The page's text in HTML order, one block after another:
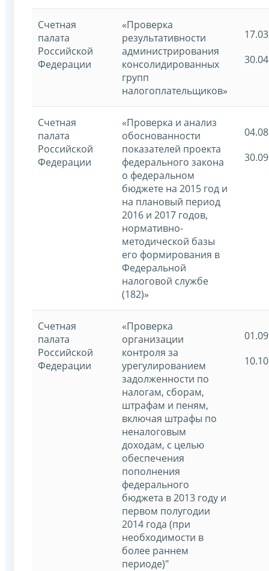
Счетная
палата
Российской
Федерации
«Проверка
результативности
администрирования
консолидированных
групп
налогоплательщиков»
Счетная
палата
Российской
Федерации
«Проверка и анализ
обоснованности
показателей проекта
федерального закона
о федеральном
бюджете на 2015 год и
на плановый период
2016 и 2017 годов,
нормативно-
методической базы
его формирования в
Федеральной
налоговой службе
(182)»
Счетная
палата
Российской
Федерации
«Проверка
организации
контроля за
урегулированием
задолженности по
налогам, сборам,
штрафам и пеням,
включая штрафы по
неналоговым
доходам, с целью
обеспечения
пополнения
федерального
бюджета в 2013 году и
первом полугодии
2014 года (при
необходимости в
более раннем
периоде)"